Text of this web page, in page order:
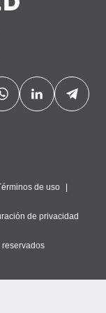
de uso
de privacidad